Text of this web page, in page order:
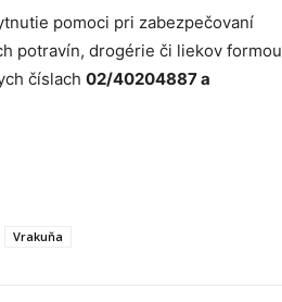
pomoci pri zabezpečovaní
potravín, drogérie či liekov formou
číslach 02/40204887 a
Vrakuňa